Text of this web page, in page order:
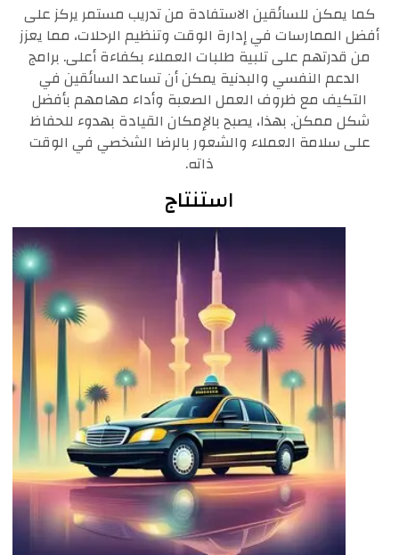
كما يمكن للسائقين الاستفادة من تدريب مستمر يركز على
أفضل الممارسات في إدارة الوقت وتنظيم الرحلات، مما يعزز
من قدرتهم على تلبية طلبات العملاء بكفاءة أعلى. برامج
الدعم النفسي والبدنية يمكن أن تساعد السائقين في
التكيف مع ظروف العمل الصعبة وأداء مهامهم بأفضل
شكل ممكن. بهذا، يصبح بالإمكان القيادة بهدوء للحفاظ
على سلامة العملاء والشعور بالرضا الشخصي في الوقت
ذاته.
استنتاج